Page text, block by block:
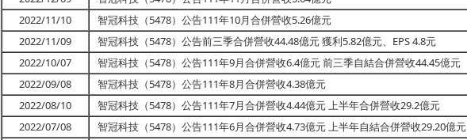
2022/11/10
智冠科技（5478）公告111年10月合併營收5.26億元
2022/11/09
智冠科技（5478）公告前三季合併營收44.48億元 獲利5.82億元、EPS 4.8元
2022/10/07
智冠科技（5478）公告111年9月合併營收6.4億元 前三季自結合併營收44.45億元
2022/09/08
智冠科技（5478）公告111年8月合併營收4.38億元
2022/08/10
智冠科技（5478）公告111年7月合併營收4.44億元 上半年合併營收29.2億元
2022/07/08
智冠科技（5478）公告111年6月合併營收4.73億元 上半年自結合併營收29.20億元